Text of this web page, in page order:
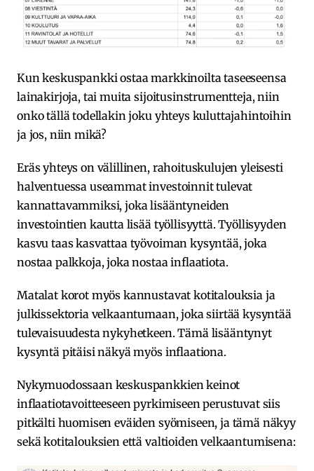
Kun keskuspankki ostaa markkinoilta taseeseensa
lainakirjoja, tai muita sijoitusinstrumentteja, niin
onko tällä todellakin joku yhteys kuluttajahintoihin
ja jos, niin mikä?
Eräs yhteys on välillinen, rahoituskulujen yleisesti
halventuessa useammat investoinnit tulevat
kannattavammiksi, joka lisääntyneiden
investointien kautta lisää työllisyyttä. Työllisyyden
kasvu taas kasvattaa työvoiman kysyntää, joka
nostaa palkkoja, joka nostaa inflaatiota.
Matalat korot myös kannustavat kotitalouksia ja
julkissektoria velkaantumaan, joka siirtää kysyntää
tulevaisuudesta nykyhetkeen. Tämä lisääntynyt
kysyntä pitäisi näkyä myös inflaationa.
Nykymuodossaan keskuspankkien keinot
inflaatiotavoitteeseen pyrkimiseen perustuvat siis
pitkälti huomisen eväiden syömiseen, ja tämä näkyy
sekä kotitalouksien että valtioiden velkaantumisena: